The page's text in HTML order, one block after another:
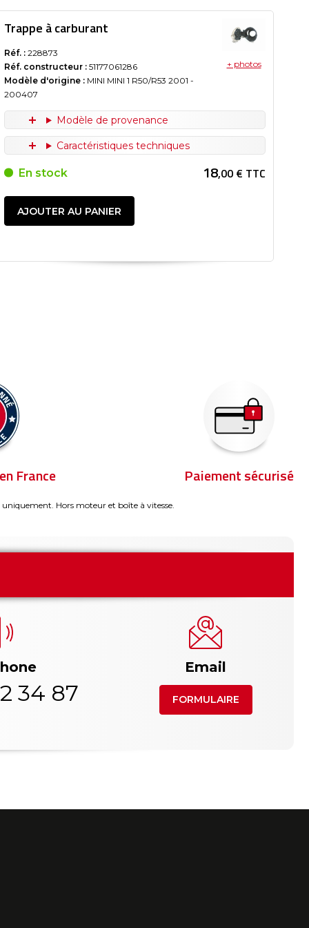
Trappe à carburant
Réf. : 228873
Réf. constructeur : 51177061286
Modèle d'origine : MINI MINI 1 R50/R53 2001 -
200407
+ photos
Modèle de provenance
Caractéristiques techniques
En stock 18,00 € TTC
AJOUTER AU PANIER
France Paiement sécurisé
Hors moteur et boîte à vitesse.
34 87
Email
FORMULAIRE